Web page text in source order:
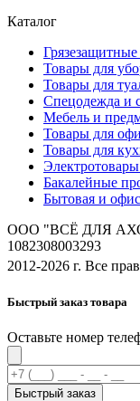
Каталог
Товары для
Товары для
Спецодежда и
Мебель и
Товары для
Товары для
Бакалейные
Бытовая и
ООО "ВСЁ ДЛЯ
1082308003293
2012-2026 г. Все
Быстрый заказ товара
Оставьте номер
Быстрый заказ